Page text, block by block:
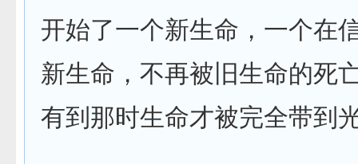
开始了一个新生命，一个在
新生命，不再被旧生命的死
有到那时生命才被完全带到